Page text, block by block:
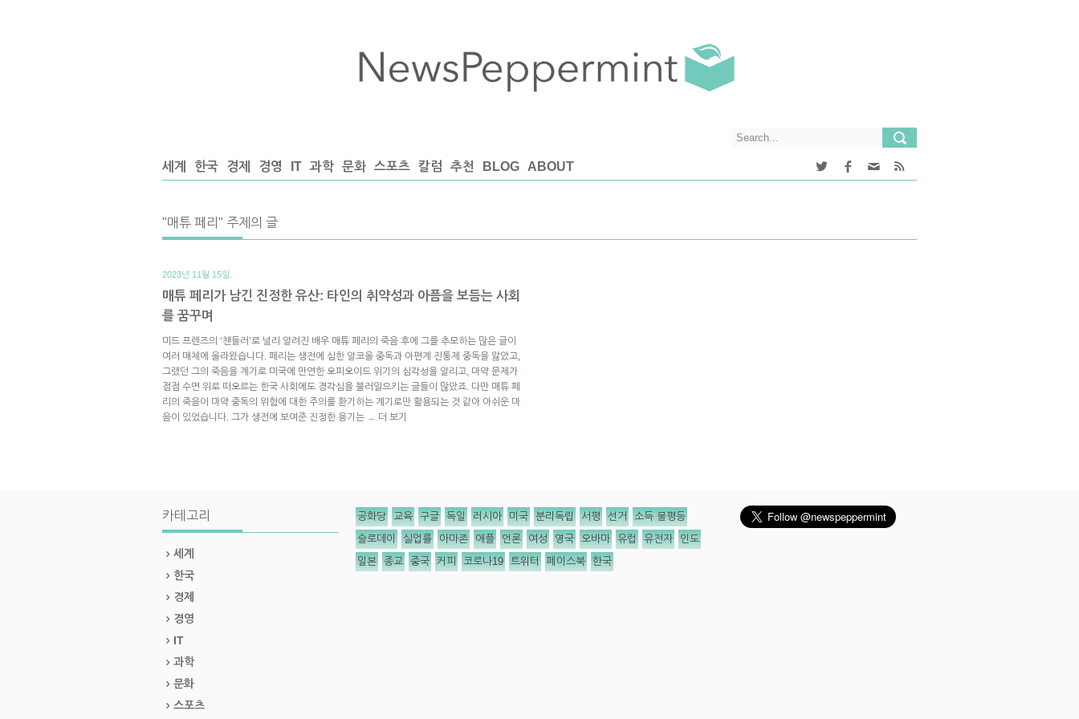
세계 한국 경제 경영 IT 과학 문화 스포츠 칼럼 추천 BLOG ABOUT
"매튜 페리" 주제의 글
2023년 11월 15일.
매튜 페리가 남긴 진정한 유산: 타인의 취약성과 아픔을 보듬는 사회
를 꿈꾸며
미드 프렌즈의 ‘챈들러’로 널리 알려진 배우 매튜 페리의 죽음 후에 그를 추모하는 많은 글이
여러 매체에 올라왔습니다. 페리는 생전에 심한 알코올 중독과 아편계 진통제 중독을 앓았고,
그랬던 그의 죽음을 계기로 미국에 만연한 오피오이드 위기의 심각성을 알리고, 마약 문제가
점점 수면 위로 떠오르는 한국 사회에도 경각심을 불러일으키는 글들이 많았죠. 다만 매튜 페
리의 죽음이 마약 중독의 위험에 대한 주의를 환기하는 계기로만 활용되는 것 같아 아쉬운 마
음이 있었습니다. 그가 생전에 보여준 진정한 용기는 → 더 보기
카테고리
세계
한국
경제
경영
IT
과학
문화
스포츠
공화당 교육 구글 독일 러시아 미국 분리독립 서평 선거 소득 불평등
슬로데이 실업률 아마존 애플 언론 여성 영국 오바마 유럽 유전자 인도
일본 종교 중국 커피 코로나19 트위터 페이스북 한국